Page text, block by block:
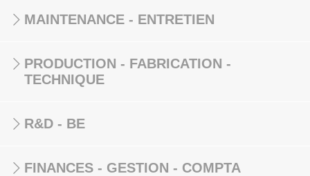
MAINTENANCE - ENTRETIEN
PRODUCTION - FABRICATION -
TECHNIQUE
R&D - BE
FINANCES - GESTION - COMPTA